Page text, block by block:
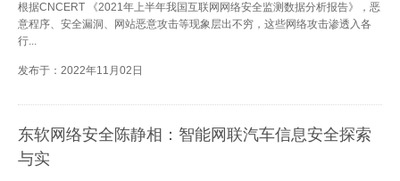
根据CNCERT 《2021年上半年我国互联网网络安全监测数据分析报告》，恶
意程序、安全漏洞、网站恶意攻击等现象层出不穷，这些网络攻击渗透入各
行...
发布于：2022年11月02日
东软网络安全陈静相：智能网联汽车信息安全探索
与实